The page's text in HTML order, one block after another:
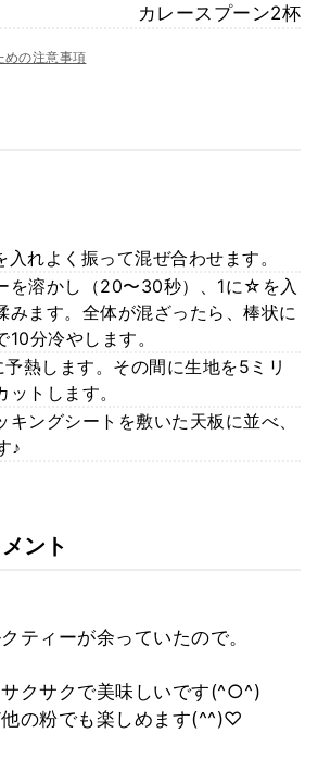
カレースプーン2杯
めの注意事項
れよく振って混ぜ合わせます。
を溶かし（20〜30秒）、1に☆を入
みます。全体が混ざったら、棒状に
分冷やします。
熱します。その間に生地を5ミリ
トします。
ングシートを敷いた天板に並べ、
♪
ント
ティーが余っていたので。
クサクで美味しいです(^○^)
の粉でも楽しめます(^^)♡